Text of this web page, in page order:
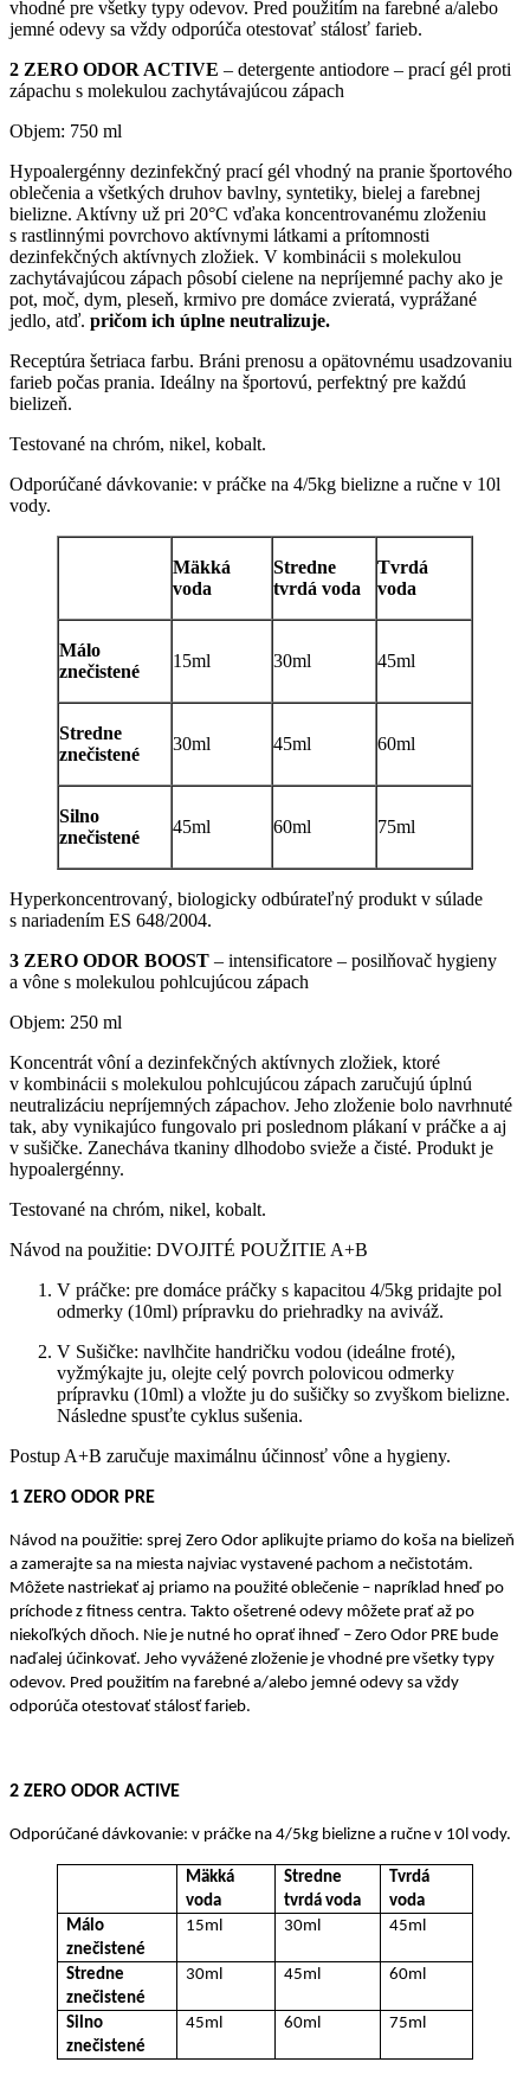
vhodné pre všetky typy odevov. Pred použitím na farebné a/alebo
jemné odevy sa vždy odporúča otestovať stálosť farieb.
2 ZERO ODOR ACTIVE – detergente antiodore – prací gél proti
zápachu s molekulou zachytávajúcou zápach
Objem: 750 ml
Hypoalergénny dezinfekčný prací gél vhodný na pranie športového
oblečenia a všetkých druhov bavlny, syntetiky, bielej a farebnej
bielizne. Aktívny už pri 20°C vďaka koncentrovanému zloženiu
s rastlinnými povrchovo aktívnymi látkami a prítomnosti
dezinfekčných aktívnych zložiek. V kombinácii s molekulou
zachytávajúcou zápach pôsobí cielene na nepríjemné pachy ako je
pot, moč, dym, pleseň, krmivo pre domáce zvieratá, vyprážané
jedlo, atď. pričom ich úplne neutralizuje.
Receptúra šetriaca farbu. Bráni prenosu a opätovnému usadzovaniu
farieb počas prania. Ideálny na športovú, perfektný pre každú
bielizeň.
Testované na chróm, nikel, kobalt.
Odporúčané dávkovanie: v práčke na 4/5kg bielizne a ručne v 10l
vody.
Mäkká
voda
Stredne
tvrdá voda
Tvrdá
voda
Málo
znečistené
15ml 30ml 45ml
Stredne
znečistené
30ml 45ml 60ml
Silno
znečistené
45ml 60ml 75ml
Hyperkoncentrovaný, biologicky odbúrateľný produkt v súlade
s nariadením ES 648/2004.
3 ZERO ODOR BOOST – intensificatore – posilňovač hygieny
a vône s molekulou pohlcujúcou zápach
Objem: 250 ml
Koncentrát vôní a dezinfekčných aktívnych zložiek, ktoré
v kombinácii s molekulou pohlcujúcou zápach zaručujú úplnú
neutralizáciu nepríjemných zápachov. Jeho zloženie bolo navrhnuté
tak, aby vynikajúco fungovalo pri poslednom plákaní v práčke a aj
v sušičke. Zanecháva tkaniny dlhodobo svieže a čisté. Produkt je
hypoalergénny.
Testované na chróm, nikel, kobalt.
Návod na použitie: DVOJITÉ POUŽITIE A+B
V práčke: pre domáce práčky s kapacitou 4/5kg pridajte pol
odmerky (10ml) prípravku do priehradky na aviváž.
V Sušičke: navlhčite handričku vodou (ideálne froté),
vyžmýkajte ju, olejte celý povrch polovicou odmerky
prípravku (10ml) a vložte ju do sušičky so zvyškom bielizne.
Následne spusťte cyklus sušenia.
Postup A+B zaručuje maximálnu účinnosť vône a hygieny.
1 ZERO ODOR PRE
Návod na použitie: sprej Zero Odor aplikujte priamo do koša na bielizeň
a zamerajte sa na miesta najviac vystavené pachom a nečistotám.
Môžete nastriekať aj priamo na použité oblečenie – napríklad hneď po
príchode z fitness centra. Takto ošetrené odevy môžete prať až po
niekoľkých dňoch. Nie je nutné ho oprať ihneď – Zero Odor PRE bude
naďalej účinkovať. Jeho vyvážené zloženie je vhodné pre všetky typy
odevov. Pred použitím na farebné a/alebo jemné odevy sa vždy
odporúča otestovať stálosť farieb.
2 ZERO ODOR ACTIVE
Odporúčané dávkovanie: v práčke na 4/5kg bielizne a ručne v 10l vody.
Mäkká
voda
Stredne
tvrdá voda
Tvrdá
voda
Málo
znečistené
15ml 30ml 45ml
Stredne
znečistené
30ml 45ml 60ml
Silno
znečistené
45ml 60ml 75ml